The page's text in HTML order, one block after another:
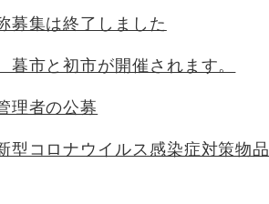
募集は終了しました
市と初市が開催されます。
理者の公募
型コロナウイルス感染症対策物品